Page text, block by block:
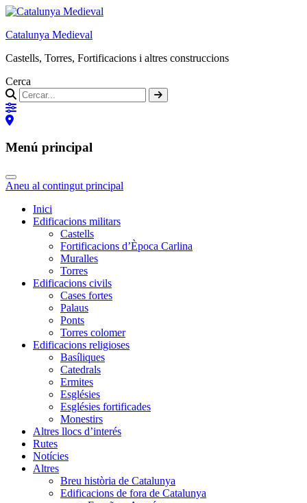
Catalunya Medieval
Castells, Torres, Fortificacions i altres construccions
Cerca
Menú principal
Aneu al contingut principal
Inici
Edificacions militars
Castells
Fortificacions d’Època Carlina
Muralles
Torres
Edificacions civils
Cases fortes
Palaus
Ponts
Torres colomer
Edificacions religioses
Basíliques
Catedrals
Ermites
Esglésies
Esglésies fortificades
Monestirs
Altres llocs d’interés
Rutes
Notícies
Altres
Breu història de Catalunya
Edificacions de fora de Catalunya